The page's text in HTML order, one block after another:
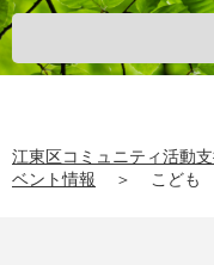
江東区コミュニティ活動
ベント情報
＞ こども